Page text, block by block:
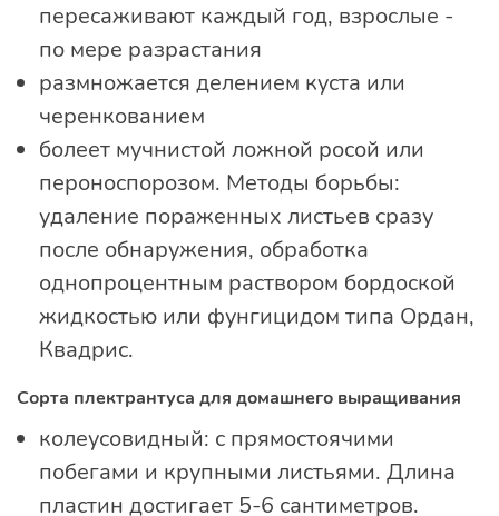
пересаживают каждый год, взрослые -
по мере разрастания
размножается делением куста или
черенкованием
болеет мучнистой ложной росой или
пероноспорозом. Методы борьбы:
удаление пораженных листьев сразу
после обнаружения, обработка
однопроцентным раствором бордоской
жидкостью или фунгицидом типа Ордан,
Квадрис.
Сорта плектрантуса для домашнего выращивания
колеусовидный: с прямостоячими
побегами и крупными листьями. Длина
пластин достигает 5-6 сантиметров.